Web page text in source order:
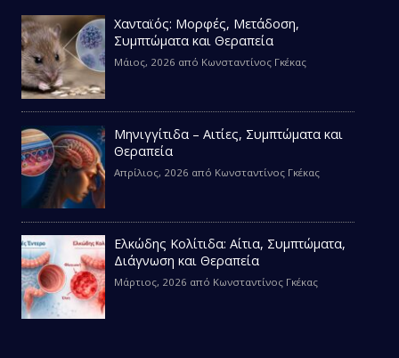
Χανταϊός: Μορφές, Μετάδοση,
Συμπτώματα και Θεραπεία
Μάιος, 2026 από Κωνσταντίνος Γκέκας
Μηνιγγίτιδα – Αιτίες, Συμπτώματα και
Θεραπεία
Απρίλιος, 2026 από Κωνσταντίνος Γκέκας
Ελκώδης Κολίτιδα: Αίτια, Συμπτώματα,
Διάγνωση και Θεραπεία
Μάρτιος, 2026 από Κωνσταντίνος Γκέκας